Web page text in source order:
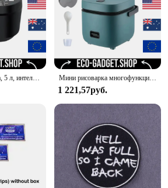
the Crest 3D White Advanced Luminous
material is resistant to stains and odors,
you're using.
not just a set of kitchen tools; it's a gateway
enjoyable. The set's durability and
looking to elevate their culinary game.
Бытовая рисоварка, 5 л, интеллектуальная установка, время нагрева, рисоварка, высокая скорость приготовления, многофункциональная рисоварка Мини рисоварка многофункциональная Одиночная электрическая рисоварка антипригарная Бытовая маленькая кухонная Машина Приготовление каши супа 1,2 л ЕС
1 221,57руб.